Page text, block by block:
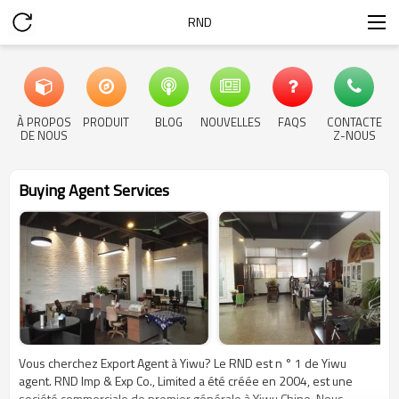
RND
À PROPOS
DE NOUS
PRODUIT BLOG NOUVELLES FAQS CONTACTE
Z-NOUS
Buying Agent Services
Vous cherchez Export Agent à Yiwu? Le RND est n ° 1 de Yiwu
agent. RND Imp & Exp Co., Limited a été créée en 2004, est une